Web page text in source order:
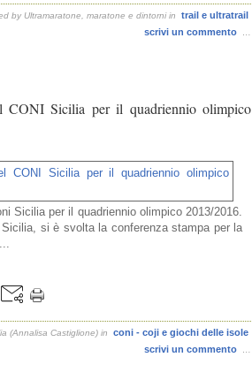
by Ultramaratone, maratone e dintorni in
trail e ultratrail
scrivi un commento
CONI Sicilia per il quadriennio olimpico
Sicilia per il quadriennio olimpico 2013/2016.
si è svolta la conferenza stampa per la
(Annalisa Castiglione) in
coni - coji e giochi delle isole
scrivi un commento